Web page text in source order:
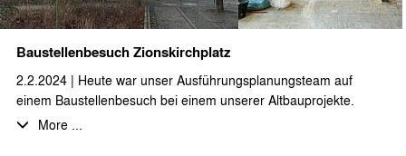
Baustellenbesuch Zionskirchplatz
2.2.2024 | Heute war unser Ausführungsplanungsteam auf
einem Baustellenbesuch bei einem unserer Altbauprojekte.
Direkt am Zionskirchplatz gelegen wird eine Kernsanierung des
More ...